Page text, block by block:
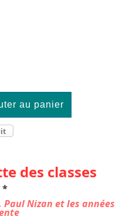
des classes
*
Paul Nizan et les années